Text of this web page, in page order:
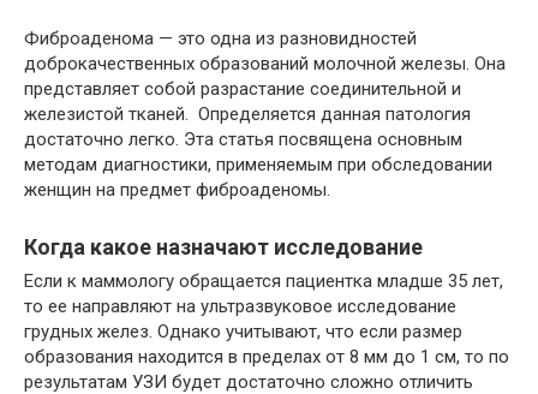
Фиброаденома — это одна из разновидностей
доброкачественных образований молочной железы. Она
представляет собой разрастание соединительной и
железистой тканей. Определяется данная патология
достаточно легко. Эта статья посвящена основным
методам диагностики, применяемым при обследовании
женщин на предмет фиброаденомы.
Когда какое назначают исследование
Если к маммологу обращается пациентка младше 35 лет,
то ее направляют на ультразвуковое исследование
грудных желез. Однако учитывают, что если размер
образования находится в пределах от 8 мм до 1 см, то по
результатам УЗИ будет достаточно сложно отличить